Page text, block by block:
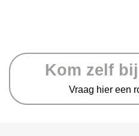
Kom zelf
Vraag hier een